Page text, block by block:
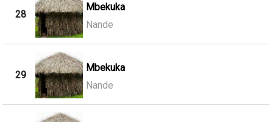
28
Mbekuka
Nande
29
Mbekuka
Nande